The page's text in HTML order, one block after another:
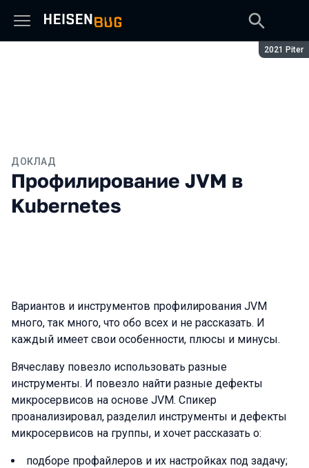
Сезон:
2021 Piter
ДОКЛАД
Профилирование JVM в
Kubernetes
Вариантов и инструментов профилирования JVM
много, так много, что обо всех и не рассказать. И
каждый имеет свои особенности, плюсы и минусы.
Вячеславу повезло использовать разные
инструменты. И повезло найти разные дефекты
микросервисов на основе JVM. Спикер
проанализировал, разделил инструменты и дефекты
микросервисов на группы, и хочет рассказать о:
подборе профайлеров и их настройках под задачу;